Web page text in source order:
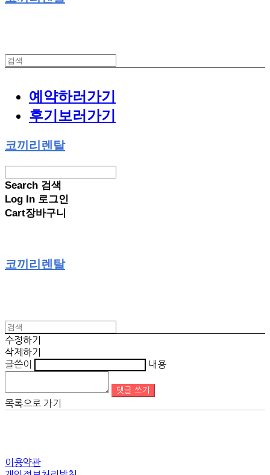
예약하러가기
후기보러가기
코끼리렌탈
Search 검색
Log In 로그인
Cart장바구니
코끼리렌탈
수정하기
삭제하기
글쓴이
내용
댓글 쓰기
목록으로 가기
이용약관